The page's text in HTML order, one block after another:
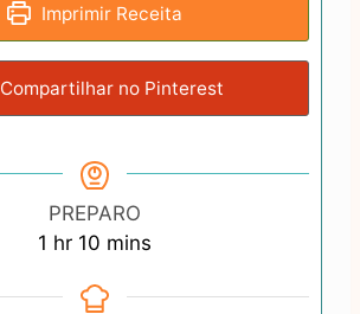
Imprimir Receita
Compartilhar no Pinterest
PREPARO
1 h
u
hr 10 m
n
mins